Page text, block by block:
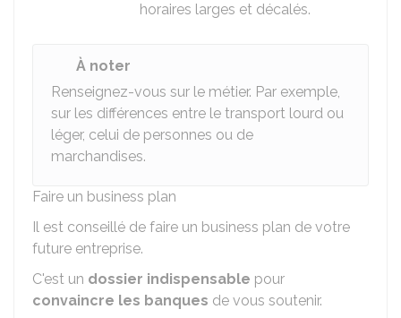
horaires larges et décalés.
À noter
Renseignez-vous sur le métier. Par exemple,
sur les différences entre le transport lourd ou
léger, celui de personnes ou de
marchandises.
Faire un business plan
Il est conseillé de faire un business plan de votre
future entreprise.
C'est un dossier indispensable pour
convaincre les banques de vous soutenir.